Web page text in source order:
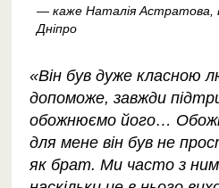
— каже Наталія Астратова,
Дніпро
«Він був дуже класною
допоможе, завжди
обожнюємо його…
для мене він був не
як брат. Ми часто з ним